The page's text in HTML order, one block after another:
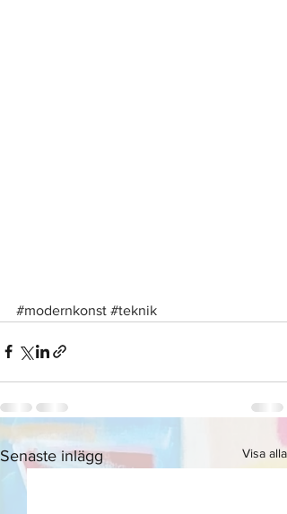
#modernkonst #teknik
Senaste inlägg Visa alla